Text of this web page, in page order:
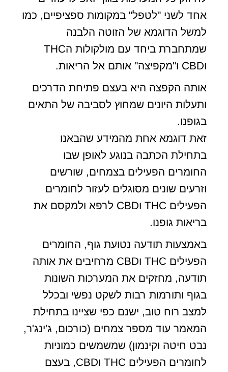
אחד לשני "לטפל" במקומות ספציפיים, כמו
למשל הדוגמא של הזוטה הלבנה
שמתחברת ביחד עם מולקולות הTHC
וCBD ו"מקפיצה" אותם אל הריאות.
אותה הקפצה היא בעצם פתיחת הדרכים
ותעלות היונים שמחוץ לסביבה של התאים
בגופנו.
זאת דוגמא אחת מהמידע שהבאנו
בתחילת הכתבה בנוגע לאופן שבו
החומרים הפעילים בצמחים, שורשים
וזרעים שונים מסוגלים לעזור לחומרים
הפעילים THC וCBD לרפא ולמקסם את
בריאות גופנו.
באמצעות תודעה נטועת גוף, החומרים
הפעילים THC וCBD מרחיבים את אותה
תודעה, מחזקים את המערכות השונות
בגוף ותורמות רבות לשקט נפשי ובכלל
למצב רוח טוב, ישנם כפי שציינו בתחילת
המאמר עוד מספר צמחים (כורכום, ג'ינג'ר,
נבט חיטה וקינמון) שמשמשים כמוניות
לחומרים הפעילים THC וCBD, בעצם